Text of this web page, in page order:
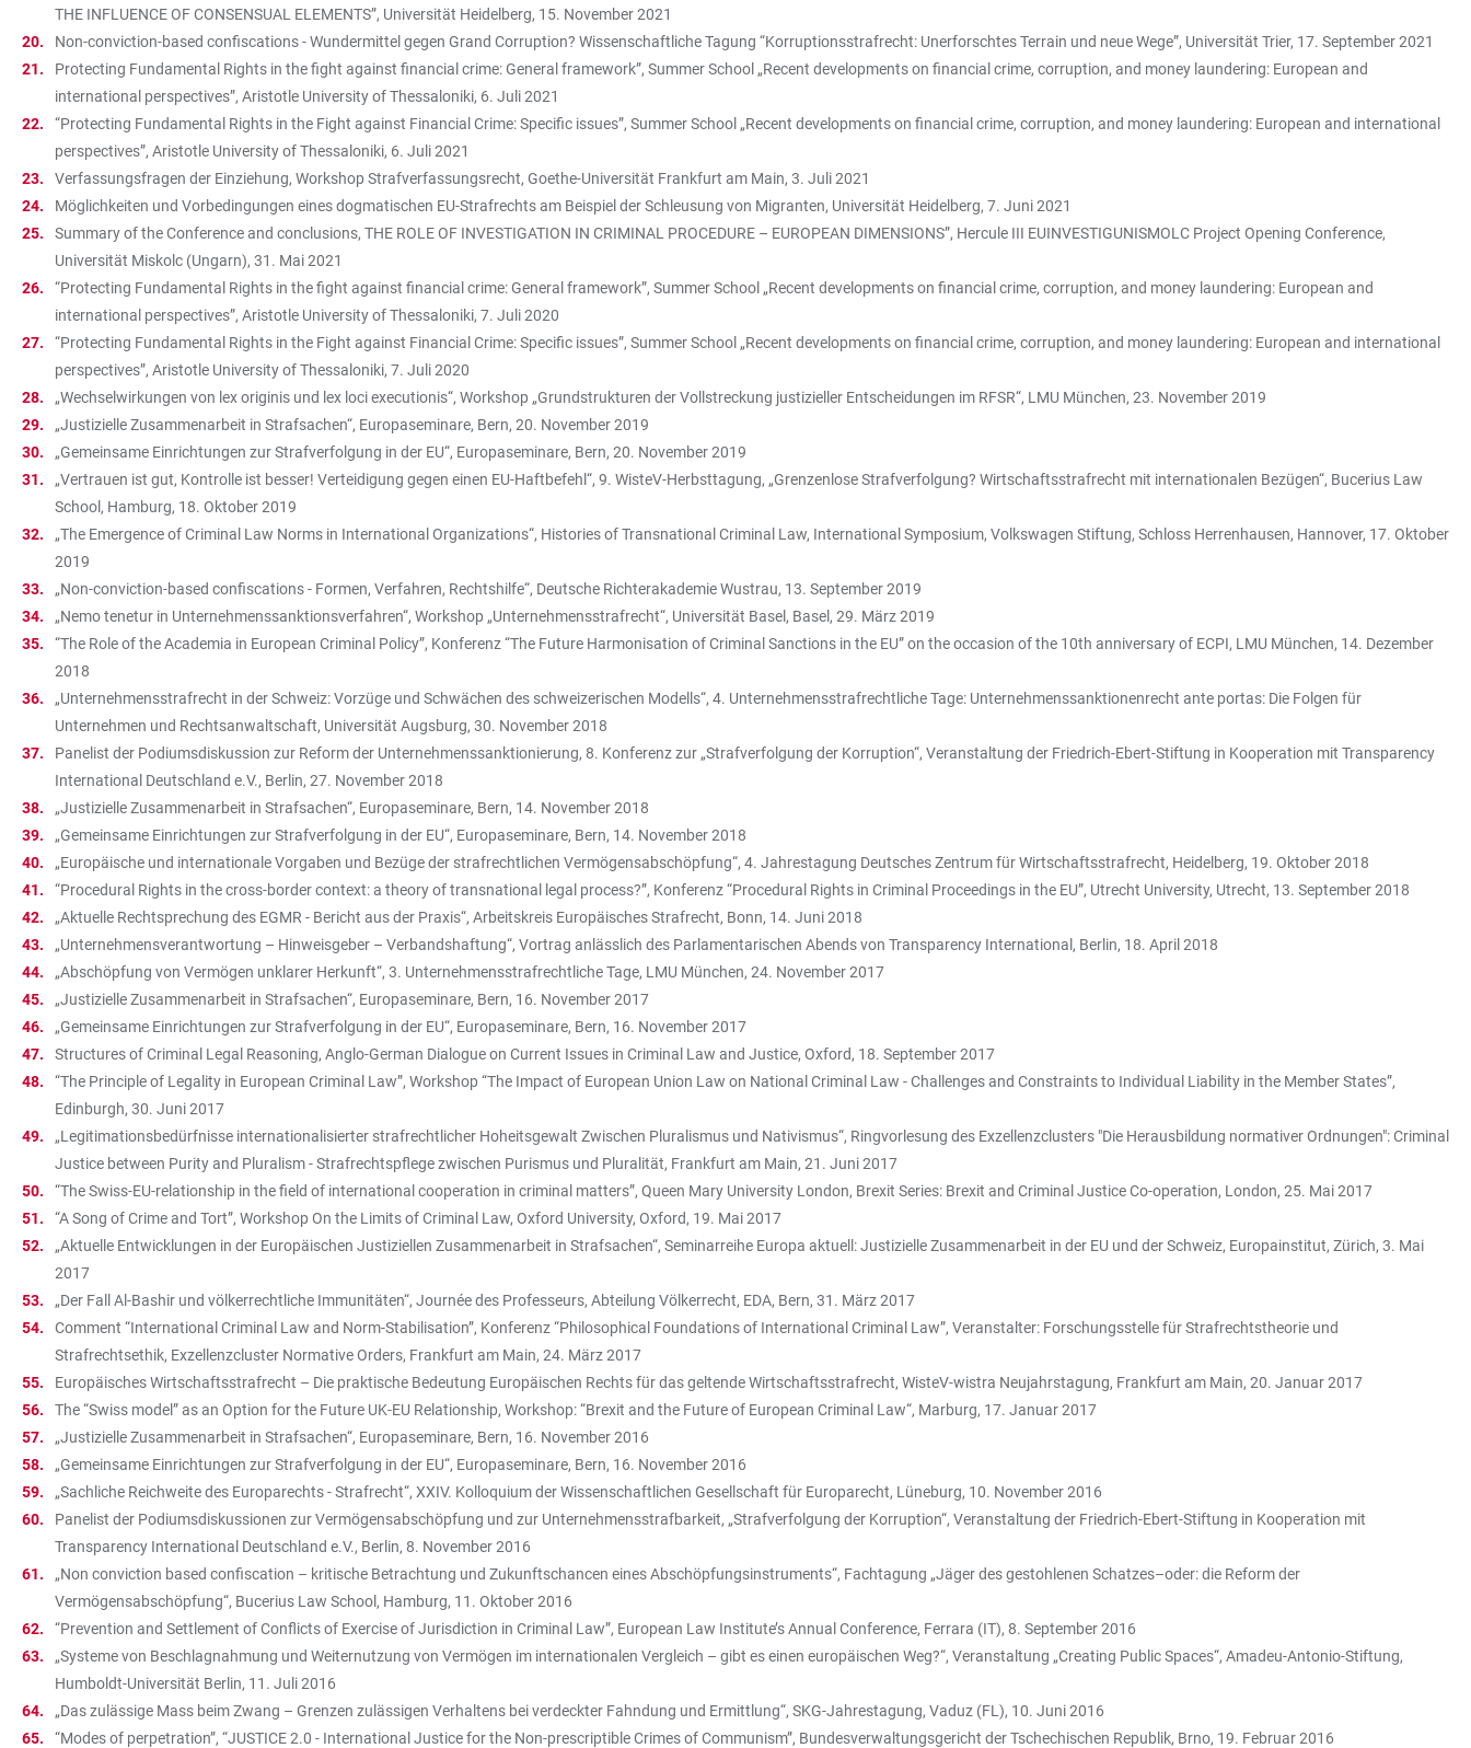
THE INFLUENCE OF CONSENSUAL ELEMENTS”, Universität Heidelberg, 15. November 2021
Non-conviction-based confiscations - Wundermittel gegen Grand Corruption? Wissenschaftliche Tagung “Korruptionsstrafrecht: Unerforschtes Terrain und neue Wege”, Universität Trier, 17. September 2021
Protecting Fundamental Rights in the fight against financial crime: General framework”, Summer School „Recent developments on financial crime, corruption, and money laundering: European and
international perspectives”, Aristotle University of Thessaloniki, 6. Juli 2021
“Protecting Fundamental Rights in the Fight against Financial Crime: Specific issues”, Summer School „Recent developments on financial crime, corruption, and money laundering: European and international
perspectives”, Aristotle University of Thessaloniki, 6. Juli 2021
Verfassungsfragen der Einziehung, Workshop Strafverfassungsrecht, Goethe-Universität Frankfurt am Main, 3. Juli 2021
Möglichkeiten und Vorbedingungen eines dogmatischen EU-Strafrechts am Beispiel der Schleusung von Migranten, Universität Heidelberg, 7. Juni 2021
Summary of the Conference and conclusions, THE ROLE OF INVESTIGATION IN CRIMINAL PROCEDURE – EUROPEAN DIMENSIONS”, Hercule III EUINVESTIGUNISMOLC Project Opening Conference,
Universität Miskolc (Ungarn), 31. Mai 2021
“Protecting Fundamental Rights in the fight against financial crime: General framework”, Summer School „Recent developments on financial crime, corruption, and money laundering: European and
international perspectives”, Aristotle University of Thessaloniki, 7. Juli 2020
“Protecting Fundamental Rights in the Fight against Financial Crime: Specific issues”, Summer School „Recent developments on financial crime, corruption, and money laundering: European and international
perspectives”, Aristotle University of Thessaloniki, 7. Juli 2020
„Wechselwirkungen von lex originis und lex loci executionis“, Workshop „Grundstrukturen der Vollstreckung justizieller Entscheidungen im RFSR“, LMU München, 23. November 2019
„Justizielle Zusammenarbeit in Strafsachen“, Europaseminare, Bern, 20. November 2019
„Gemeinsame Einrichtungen zur Strafverfolgung in der EU“, Europaseminare, Bern, 20. November 2019
„Vertrauen ist gut, Kontrolle ist besser! Verteidigung gegen einen EU-Haftbefehl“, 9. WisteV-Herbsttagung, „Grenzenlose Strafverfolgung? Wirtschaftsstrafrecht mit internationalen Bezügen“, Bucerius Law
School, Hamburg, 18. Oktober 2019
„The Emergence of Criminal Law Norms in International Organizations“, Histories of Transnational Criminal Law, International Symposium, Volkswagen Stiftung, Schloss Herrenhausen, Hannover, 17. Oktober
2019
„Non-conviction-based confiscations - Formen, Verfahren, Rechtshilfe“, Deutsche Richterakademie Wustrau, 13. September 2019
„Nemo tenetur in Unternehmenssanktionsverfahren“, Workshop „Unternehmensstrafrecht“, Universität Basel, Basel, 29. März 2019
“The Role of the Academia in European Criminal Policy”, Konferenz “The Future Harmonisation of Criminal Sanctions in the EU” on the occasion of the 10th anniversary of ECPI, LMU München, 14. Dezember
2018
„Unternehmensstrafrecht in der Schweiz: Vorzüge und Schwächen des schweizerischen Modells“, 4. Unternehmensstrafrechtliche Tage: Unternehmenssanktionenrecht ante portas: Die Folgen für
Unternehmen und Rechtsanwaltschaft, Universität Augsburg, 30. November 2018
Panelist der Podiumsdiskussion zur Reform der Unternehmenssanktionierung, 8. Konferenz zur „Strafverfolgung der Korruption“, Veranstaltung der Friedrich-Ebert-Stiftung in Kooperation mit Transparency
International Deutschland e.V., Berlin, 27. November 2018
„Justizielle Zusammenarbeit in Strafsachen“, Europaseminare, Bern, 14. November 2018
„Gemeinsame Einrichtungen zur Strafverfolgung in der EU“, Europaseminare, Bern, 14. November 2018
„Europäische und internationale Vorgaben und Bezüge der strafrechtlichen Vermögensabschöpfung“, 4. Jahrestagung Deutsches Zentrum für Wirtschaftsstrafrecht, Heidelberg, 19. Oktober 2018
“Procedural Rights in the cross-border context: a theory of transnational legal process?”, Konferenz “Procedural Rights in Criminal Proceedings in the EU”, Utrecht University, Utrecht, 13. September 2018
„Aktuelle Rechtsprechung des EGMR - Bericht aus der Praxis“, Arbeitskreis Europäisches Strafrecht, Bonn, 14. Juni 2018
„Unternehmensverantwortung – Hinweisgeber – Verbandshaftung“, Vortrag anlässlich des Parlamentarischen Abends von Transparency International, Berlin, 18. April 2018
„Abschöpfung von Vermögen unklarer Herkunft“, 3. Unternehmensstrafrechtliche Tage, LMU München, 24. November 2017
„Justizielle Zusammenarbeit in Strafsachen“, Europaseminare, Bern, 16. November 2017
„Gemeinsame Einrichtungen zur Strafverfolgung in der EU“, Europaseminare, Bern, 16. November 2017
Structures of Criminal Legal Reasoning, Anglo-German Dialogue on Current Issues in Criminal Law and Justice, Oxford, 18. September 2017
“The Principle of Legality in European Criminal Law”, Workshop “The Impact of European Union Law on National Criminal Law - Challenges and Constraints to Individual Liability in the Member States”,
Edinburgh, 30. Juni 2017
„Legitimationsbedürfnisse internationalisierter strafrechtlicher Hoheitsgewalt Zwischen Pluralismus und Nativismus“, Ringvorlesung des Exzellenzclusters "Die Herausbildung normativer Ordnungen": Criminal
Justice between Purity and Pluralism - Strafrechtspflege zwischen Purismus und Pluralität, Frankfurt am Main, 21. Juni 2017
“The Swiss-EU-relationship in the field of international cooperation in criminal matters”, Queen Mary University London, Brexit Series: Brexit and Criminal Justice Co-operation, London, 25. Mai 2017
“A Song of Crime and Tort”, Workshop On the Limits of Criminal Law, Oxford University, Oxford, 19. Mai 2017
„Aktuelle Entwicklungen in der Europäischen Justiziellen Zusammenarbeit in Strafsachen“, Seminarreihe Europa aktuell: Justizielle Zusammenarbeit in der EU und der Schweiz, Europainstitut, Zürich, 3. Mai
2017
„Der Fall Al-Bashir und völkerrechtliche Immunitäten“, Journée des Professeurs, Abteilung Völkerrecht, EDA, Bern, 31. März 2017
Comment “International Criminal Law and Norm-Stabilisation”, Konferenz “Philosophical Foundations of International Criminal Law”, Veranstalter: Forschungsstelle für Strafrechtstheorie und
Strafrechtsethik, Exzellenzcluster Normative Orders, Frankfurt am Main, 24. März 2017
Europäisches Wirtschaftsstrafrecht – Die praktische Bedeutung Europäischen Rechts für das geltende Wirtschaftsstrafrecht, WisteV-wistra Neujahrstagung, Frankfurt am Main, 20. Januar 2017
The “Swiss model” as an Option for the Future UK-EU Relationship, Workshop: “Brexit and the Future of European Criminal Law“, Marburg, 17. Januar 2017
„Justizielle Zusammenarbeit in Strafsachen“, Europaseminare, Bern, 16. November 2016
„Gemeinsame Einrichtungen zur Strafverfolgung in der EU“, Europaseminare, Bern, 16. November 2016
„Sachliche Reichweite des Europarechts - Strafrecht“, XXIV. Kolloquium der Wissenschaftlichen Gesellschaft für Europarecht, Lüneburg, 10. November 2016
Panelist der Podiumsdiskussionen zur Vermögensabschöpfung und zur Unternehmensstrafbarkeit, „Strafverfolgung der Korruption“, Veranstaltung der Friedrich-Ebert-Stiftung in Kooperation mit
Transparency International Deutschland e.V., Berlin, 8. November 2016
„Non conviction based confiscation – kritische Betrachtung und Zukunftschancen eines Abschöpfungsinstruments“, Fachtagung „Jäger des gestohlenen Schatzes–oder: die Reform der
Vermögensabschöpfung“, Bucerius Law School, Hamburg, 11. Oktober 2016
“Prevention and Settlement of Conflicts of Exercise of Jurisdiction in Criminal Law”, European Law Institute’s Annual Conference, Ferrara (IT), 8. September 2016
„Systeme von Beschlagnahmung und Weiternutzung von Vermögen im internationalen Vergleich – gibt es einen europäischen Weg?“, Veranstaltung „Creating Public Spaces“, Amadeu-Antonio-Stiftung,
Humboldt-Universität Berlin, 11. Juli 2016
„Das zulässige Mass beim Zwang – Grenzen zulässigen Verhaltens bei verdeckter Fahndung und Ermittlung“, SKG-Jahrestagung, Vaduz (FL), 10. Juni 2016
“Modes of perpetration”, “JUSTICE 2.0 - International Justice for the Non-prescriptible Crimes of Communism”, Bundesverwaltungsgericht der Tschechischen Republik, Brno, 19. Februar 2016